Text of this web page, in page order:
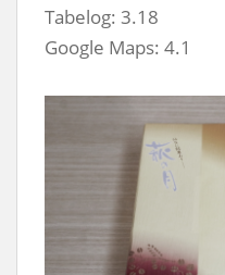
Tabelog: 3.18
Google Maps: 4.1